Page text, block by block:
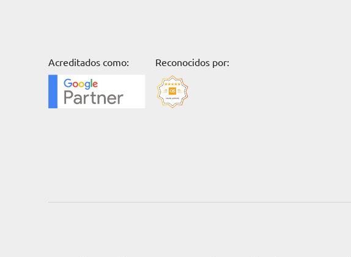
Acreditados como: Reconocidos por: